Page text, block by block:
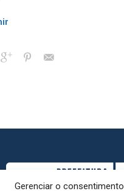
Gerenciar o consentimento